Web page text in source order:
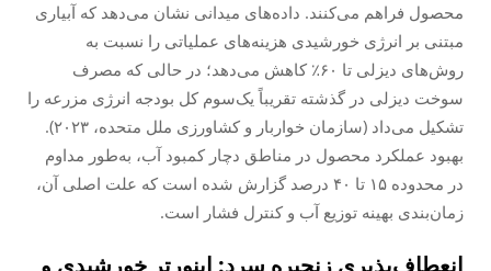
محصول فراهم می‌کنند. داده‌های میدانی نشان می‌دهد که آبیاری
مبتنی بر انرژی خورشیدی هزینه‌های عملیاتی را نسبت به
روش‌های دیزلی تا ۶۰٪ کاهش می‌دهد؛ در حالی که مصرف
سوخت دیزلی در گذشته تقریباً یک‌سوم کل بودجه انرژی مزرعه را
تشکیل می‌داد (سازمان خواربار و کشاورزی ملل متحده، ۲۰۲۳).
بهبود عملکرد محصول در مناطق دچار کمبود آب، به‌طور مداوم
در محدوده ۱۵ تا ۴۰ درصد گزارش شده است که علت اصلی آن،
زمان‌بندی بهینه توزیع آب و کنترل فشار است.
انعطاف‌پذیری زنجیره سرد: اینورتر خورشیدی و